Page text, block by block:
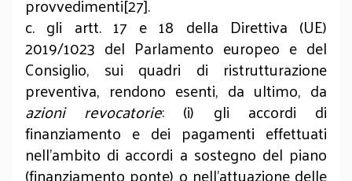
c. gli artt. 17 e 18 della Direttiva (UE)
2019/1023 del Parlamento europeo e del
Consiglio, sui quadri di ristrutturazione
preventiva, rendono esenti, da ultimo, da
azioni revocatorie: (i) gli accordi di
finanziamento e dei pagamenti effettuati
nell'ambito di accordi a sostegno del piano